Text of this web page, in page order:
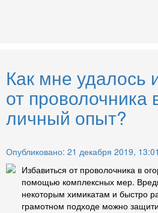
Как мне удалось
от проволочника
личный опыт?
Опубликовано: 21 декабря 2019, 13:01
Избавиться от проволочника в
помощью комплексных мер.
некоторым химикатам и быстро
грамотном подходе можно